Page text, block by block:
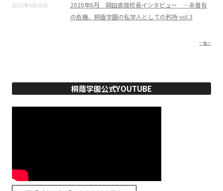
2020年6月30日
2020年6月 岡田直哉校長インタビュー ―未曽有
の危機、桐蔭学園の私学人としての矜持 vol.3
一覧へ
桐蔭学園公式YOUTUBE